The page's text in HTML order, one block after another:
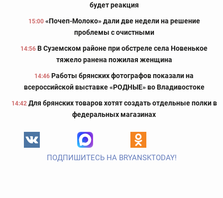
будет реакция
15:00 «Почеп-Молоко» дали две недели на решение
проблемы с очистными
14:56 В Суземском районе при обстреле села Новенькое
тяжело ранена пожилая женщина
14:46 Работы брянских фотографов показали на
всероссийской выставке «РОДНЫЕ» во Владивостоке
14:42 Для брянских товаров хотят создать отдельные полки в
федеральных магазинах
ПОДПИШИТЕСЬ НА BRYANSKTODAY!